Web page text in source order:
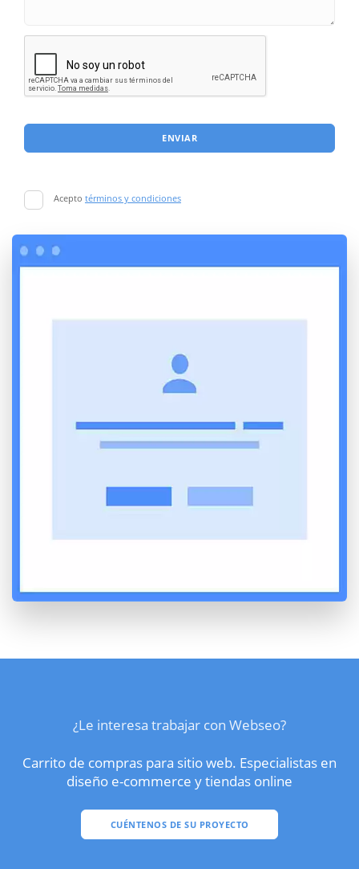
ENVIAR
Acepto términos y condiciones
¿Le interesa trabajar con Webseo?
Carrito de compras para sitio web. Especialistas en
diseño e-commerce y tiendas online
CUÉNTENOS DE SU PROYECTO